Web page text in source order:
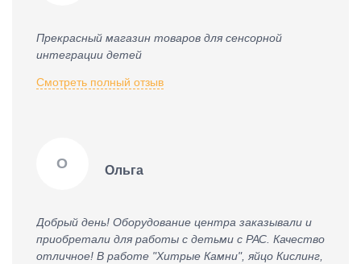
Прекрасный магазин товаров для сенсорной
интеграции детей
Смотреть полный отзыв
О Ольга
Добрый день! Оборудование центра заказывали и
приобретали для работы с детьми с РАС. Качество
отличное! В работе "Хитрые Камни", яйцо Кислинг,